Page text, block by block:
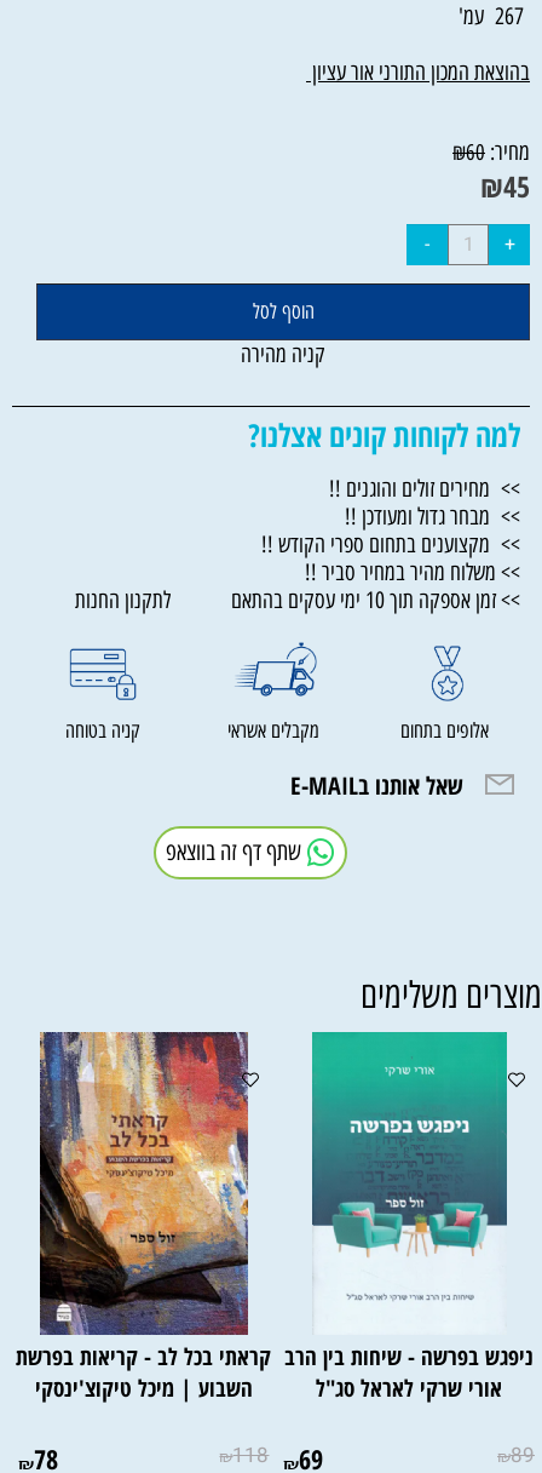
בהוצאת המכון התורני אור עציון
מחיר: ₪60
₪45
הוסף לסל
קניה מהירה
למה לקוחות קונים אצלנו?
>> מחירים זולים והוגנים !!
>> מבחר גדול ומעודכן !!
>> מקצוענים בתחום ספרי הקודש !!
>> משלוח מהיר במחיר סביר !!
>> זמן אספקה תוך 10 ימי עסקים בהתאם לתקנון החנות
אלופים בתחום מקבלים אשראי קניה בטוחה
שאל אותנו בE-MAIL
שתף דף זה בווצאפ
משלימים
ניפגש בפרשה - שיחות בין הרב
אורי שרקי לאראל סג"ל
₪89
₪69
קראתי בכל לב - קריאות בפרשת
השבוע | מיכל טיקוצ'ינסקי
₪118
₪78